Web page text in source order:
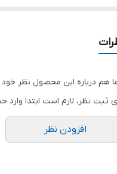
هم درباره این محصول نظر خود
ثبت نظر، لازم است ابتدا
افزودن نظر